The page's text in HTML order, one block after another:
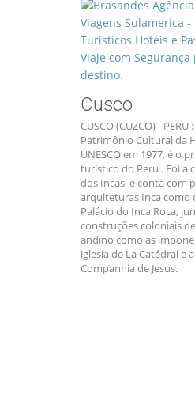
Cusco
CUSCO (CUZCO) -
Patrimônio Cultural da
UNESCO em 1977, é o
turístico do Peru . Foi a
dos Incas, e conta com
arquiteturas Inca como
Palácio do Inca Roca,
construções coloniais
andino como as
iglesia de La Catédral e
Companhia de Jesus.